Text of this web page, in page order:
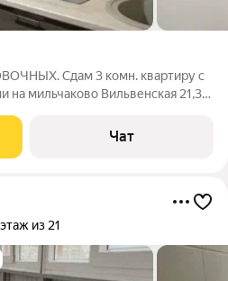
Сдам 3 комн. квартиру с
на мильчаково Вильвенская 21,3
вселения, заранее денег не
Чат
из 21